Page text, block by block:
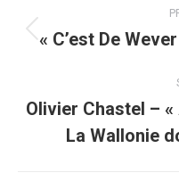
article
« C’est De
Olivier Chastel –
La Wallonie